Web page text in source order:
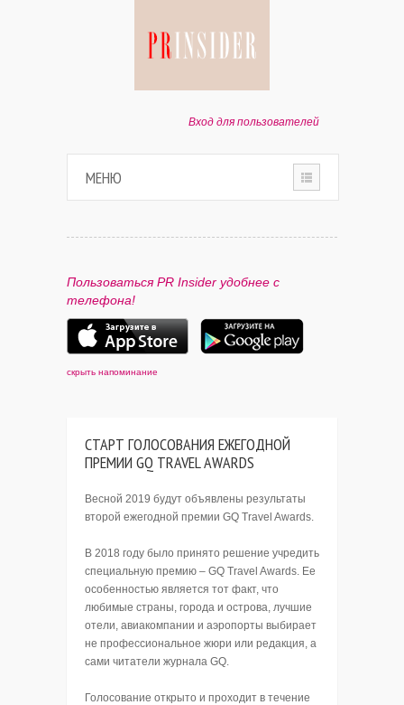
Вход для пользователей
МЕНЮ
ПАРТНЕРАМ
КОНТАКТЫ
Пользоваться PR Insider удобнее с
телефона!
скрыть напоминание
СТАРТ ГОЛОСОВАНИЯ ЕЖЕГОДНОЙ
ПРЕМИИ GQ TRAVEL AWARDS
Весной 2019 будут объявлены результаты
второй ежегодной премии GQ Travel Awards.
В 2018 году было принято решение учредить
специальную премию – GQ Travel Awards. Ее
особенностью является тот факт, что
любимые страны, города и острова, лучшие
отели, авиакомпании и аэропорты выбирает
не профессиональное жюри или редакция, а
сами читатели журнала GQ.
Голосование открыто и проходит в течение